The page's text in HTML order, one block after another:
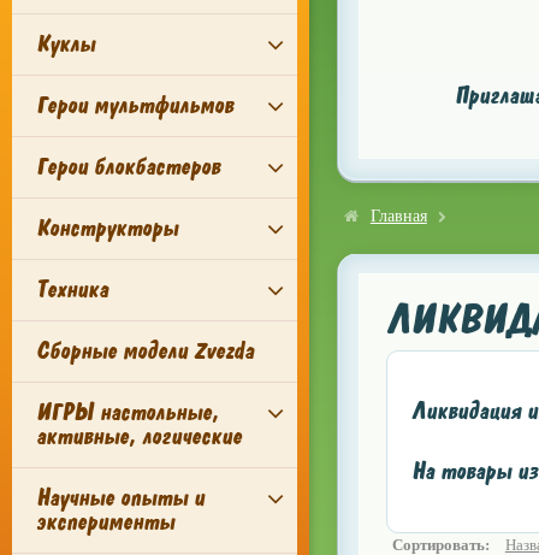
Куклы
Герои мультфильмов
Герои блокбастеров
Конструкторы
Техника
Сборные модели Zvezda
ИГРЫ настольные,
активные, логические
Научные опыты и
эксперименты
Главная
Ликвидация
На товары
Сортировать: